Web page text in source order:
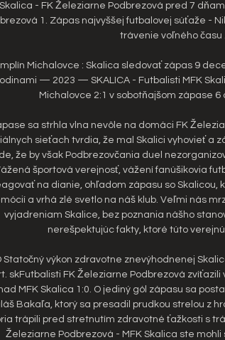
Skalica - FK Železiarne Podbrezová pred 7
1. Zápas najvyššej futbalovej súťaže -
trávenie voľného času
Michalovce : Skalica sledovať zápas 9
— 2023 — SKALICA - Futbalisti MFK
Michalovce 2:1 v sobotňajšom zápase 6
sa strhla vlna nevôle na domáci FK
sieťach tvrdia, že mal Skalici vyhovieť a
že by však Podbrezovčania duel
športová verejnosť, vážení fanúšikovia
na dianie, ohľadom zápasu so Skalicou,
a vrhá zlé svetlo na náš klub. Veľmi nás
vyjadreniam Skalice, bez poznania nášho
nerešpektujúc fakty, ktoré túto verejnú
Statočný výkon zdravotne znevýhodnenej
skFutbalisti FK Železiarne Podbrezová
MFK Skalica 1:0. O jediný gól zápasu sa
Bakaľa, ktorý sa presadil prudkou strelou z
trápili pred stretnutím zdravotné ťažkosti s
Železiarne Podbrezová - MFK Skalica ste mohli